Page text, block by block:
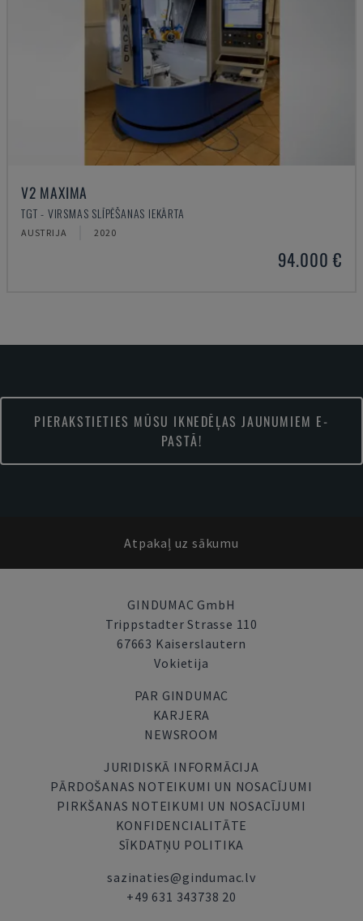
V2 MAXIMA
TGT - VIRSMAS SLĪPĒŠANAS IEKĀRTA
AUSTRIJA 2020
94.000 €
PIERAKSTIETIES MŪSU IKNEDĒĻAS JAUNUMIEM E-
PASTĀ!
Atpakaļ uz sākumu
GINDUMAC GmbH
Trippstadter Strasse 110
67663 Kaiserslautern
Vokietija
PAR GINDUMAC
KARJERA
NEWSROOM
JURIDISKĀ INFORMĀCIJA
PĀRDOŠANAS NOTEIKUMI UN NOSACĪJUMI
PIRKŠANAS NOTEIKUMI UN NOSACĪJUMI
KONFIDENCIALITĀTE
SĪKDATŅU POLITIKA
sazinaties@gindumac.lv
+49 631 343738 20